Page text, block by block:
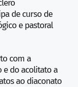
de curso de
e pastoral
com a
do acolitato a
ao diaconato